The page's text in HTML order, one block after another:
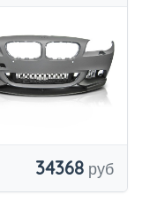
34368